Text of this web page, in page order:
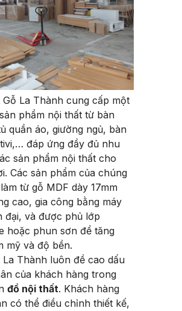
Gỗ La Thành cung cấp một
phẩm nội thất từ bàn
quần áo, giường ngủ, bàn
đáp ứng đầy đủ nhu
sản phẩm nội thất cho
Các sản phẩm của chúng
từ gỗ MDF dày 17mm
cao, gia công bằng máy
đại, và được phủ lớp
hoặc phun sơn để tăng
mỹ và độ bền.
La Thành luôn đề cao dấu
của khách hàng trong
đồ nội thất. Khách hàng
có thể điều chỉnh thiết kế,